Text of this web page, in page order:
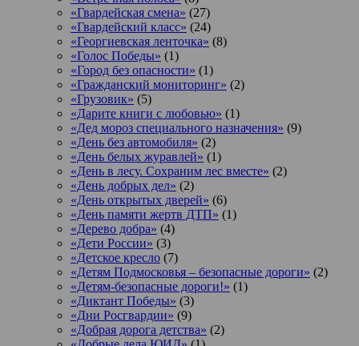
«Гвардейская смена» (27)
«Гвардейский класс» (24)
«Георгиевская ленточка» (8)
«Голос Победы» (1)
«Город без опасности» (1)
«Гражданский мониторинг» (2)
«Грузовик» (5)
«Дарите книги с любовью» (1)
«Дед мороз специального назначения» (9)
«День без автомобиля» (2)
«День белых журавлей» (1)
«День в лесу. Сохраним лес вместе» (2)
«День добрых дел» (2)
«День открытых дверей» (6)
«День памяти жертв ДТП» (1)
«Дерево добра» (4)
«Дети России» (3)
«Детское кресло (7)
«Детям Подмосковья – безопасные дороги» (2)
«Детям-безопасные дороги!» (1)
«Диктант Победы» (3)
«Дни Росгвардии» (9)
«Добрая дорога детства» (2)